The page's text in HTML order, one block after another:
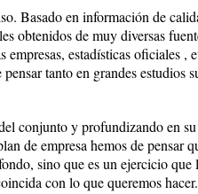
Basado en información de
obtenidos de muy diversas
empresas, estadísticas oficiales
tanto en grandes estudios
conjunto y profundizando en
de empresa hemos de pensar
sino que es un ejercicio
con lo que queremos hacer.